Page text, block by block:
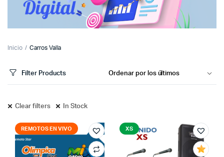
Inicio Carros Valla
Filter Products
Clear filters In Stock
REMOTOS EN VIVO XS